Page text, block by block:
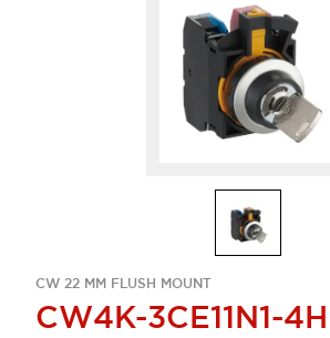
CW 22 MM FLUSH MOUNT
CW4K-3CE11N1-4H